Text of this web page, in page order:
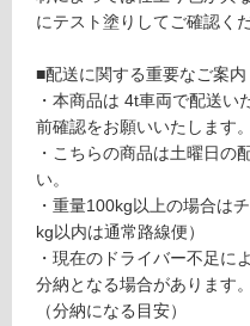
グ
土足・遮
音・床暖
応
し
て
い
る
にテスト塗りしてご確認くだ
■配送に関する重要なご案内
・本商品は 4t車両で配送
前確認をお願いいたします。
・こちらの商品は土曜日の
い。
・重量100kg以上の場合は
kg以内は通常路線便）
・現在のドライバー不足に
分納となる場合があります。
（分納になる目安）